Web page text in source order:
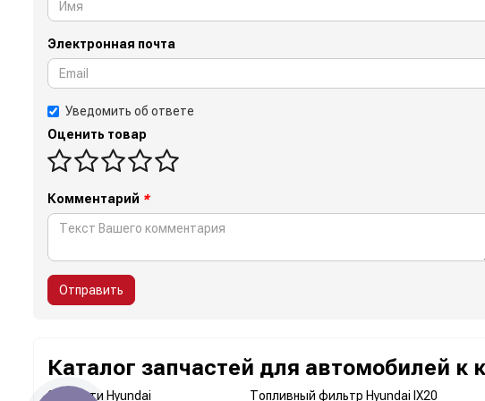
Электронная почта
Уведомить об ответе
Оценить товар
Комментарий *
Отправить
Каталог запчастей для автомобилей
Запчасти Hyundai Топливный фильтр Hyundai IX20